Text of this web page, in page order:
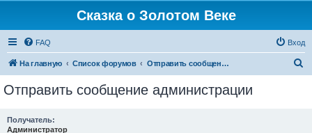
Сказка о Золотом Веке
FAQ Вход
На главную Список форумов Отправить сообщение администрации
Отправить сообщение администрации
Получатель:
Администратор